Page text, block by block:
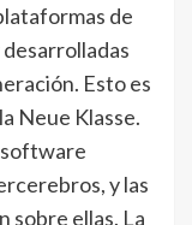
de
Esto es
Neue Klasse.
software
y las
sobre ellas. La